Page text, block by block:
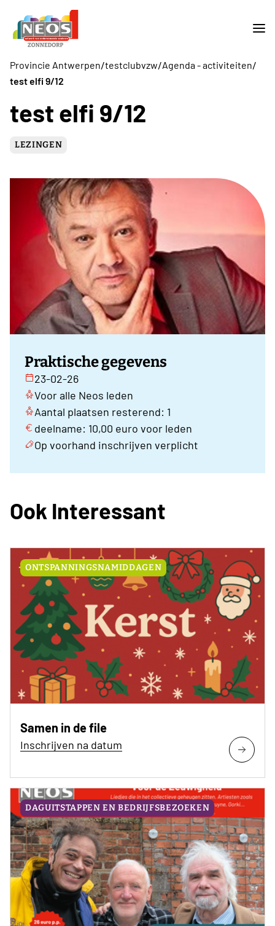
Provincie Antwerpen/testclubvzw/Agenda - activiteiten/
test elfi 9/12
test elfi 9/12
LEZINGEN
Praktische gegevens
23-02-26
Voor alle Neos leden
Aantal plaatsen resterend: 1
deelname: 10,00 euro voor leden
Op voorhand inschrijven verplicht
Ook Interessant
ONTSPANNINGSNAMIDDAGEN
Samen in de file
Inschrijven na datum
DAGUITSTAPPEN EN BEDRIJFSBEZOEKEN